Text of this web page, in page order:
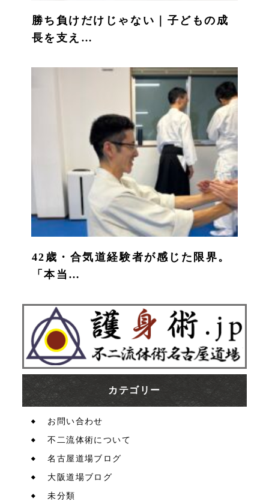
勝ち負けだけじゃない｜子どもの成
長を支え…
42歳・合気道経験者が感じた限界。
「本当…
カテゴリー
お問い合わせ
不二流体術について
名古屋道場ブログ
大阪道場ブログ
未分類